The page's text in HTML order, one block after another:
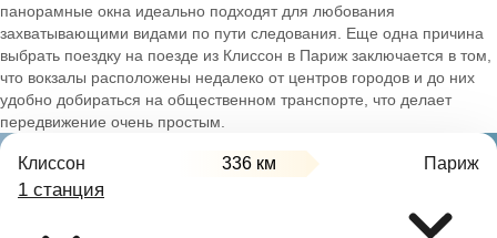
панорамные окна идеально подходят для любования
захватывающими видами по пути следования. Еще одна причина
выбрать поездку на поезде из Клиссон в Париж заключается в том,
что вокзалы расположены недалеко от центров городов и до них
удобно добираться на общественном транспорте, что делает
передвижение очень простым.
Клиссон 336 км Париж
1 станция